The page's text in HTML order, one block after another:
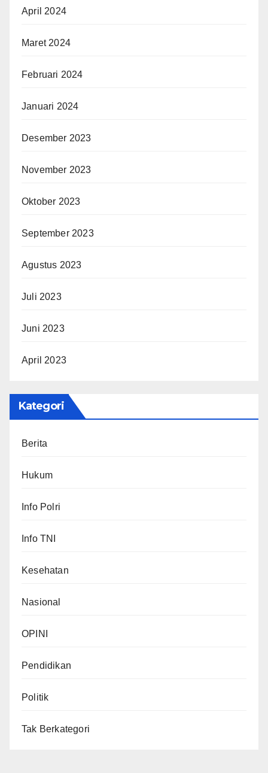
April 2024
Maret 2024
Februari 2024
Januari 2024
Desember 2023
November 2023
Oktober 2023
September 2023
Agustus 2023
Juli 2023
Juni 2023
April 2023
Kategori
Berita
Hukum
Info Polri
Info TNI
Kesehatan
Nasional
OPINI
Pendidikan
Politik
Tak Berkategori